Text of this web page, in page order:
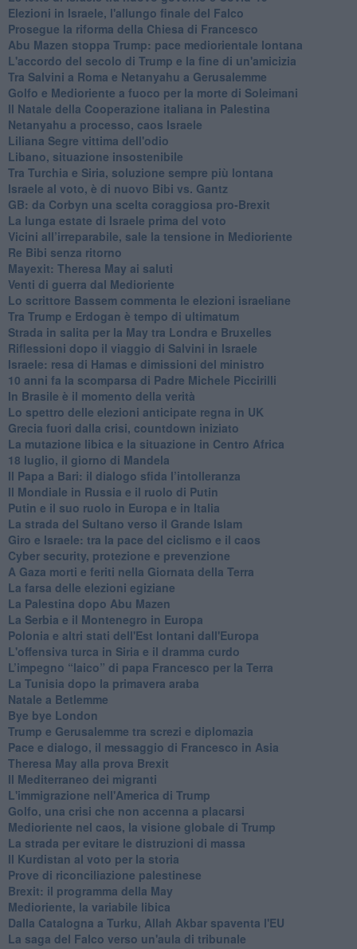
Elezioni in Israele, l'allungo finale del Falco
Prosegue la riforma della Chiesa di Francesco
Abu Mazen stoppa Trump: pace mediorientale lontana
L'accordo del secolo di Trump e la fine di un'amicizia
Tra Salvini a Roma e Netanyahu a Gerusalemme
Golfo e Medioriente a fuoco per la morte di Soleimani
Il Natale della Cooperazione italiana in Palestina
Netanyahu a processo, caos Israele
Liliana Segre vittima dell'odio
Libano, situazione insostenibile
Tra Turchia e Siria, soluzione sempre più lontana
Israele al voto, è di nuovo Bibi vs. Gantz
GB: da Corbyn una scelta coraggiosa pro-Brexit
La lunga estate di Israele prima del voto
Vicini all’irreparabile, sale la tensione in Medioriente
Re Bibi senza ritorno
Mayexit: Theresa May ai saluti
Venti di guerra dal Medioriente
Lo scrittore Bassem commenta le elezioni israeliane
Tra Trump e Erdogan è tempo di ultimatum
Strada in salita per la May tra Londra e Bruxelles
Riflessioni dopo il viaggio di Salvini in Israele
Israele: resa di Hamas e dimissioni del ministro
10 anni fa la scomparsa di Padre Michele Piccirilli
In Brasile è il momento della verità
Lo spettro delle elezioni anticipate regna in UK
Grecia fuori dalla crisi, countdown iniziato
La mutazione libica e la situazione in Centro Africa
18 luglio, il giorno di Mandela
Il Papa a Bari: il dialogo sfida l’intolleranza
Il Mondiale in Russia e il ruolo di Putin
Putin e il suo ruolo in Europa e in Italia
La strada del Sultano verso il Grande Islam
Giro e Israele: tra la pace del ciclismo e il caos
Cyber security, protezione e prevenzione
A Gaza morti e feriti nella Giornata della Terra
La farsa delle elezioni egiziane
La Palestina dopo Abu Mazen
La Serbia e il Montenegro in Europa
Polonia e altri stati dell'Est lontani dall'Europa
L'offensiva turca in Siria e il dramma curdo
L’impegno “laico” di papa Francesco per la Terra
La Tunisia dopo la primavera araba
Natale a Betlemme
Bye bye London
Trump e Gerusalemme tra screzi e diplomazia
Pace e dialogo, il messaggio di Francesco in Asia
Theresa May alla prova Brexit
Il Mediterraneo dei migranti
L'immigrazione nell'America di Trump
Golfo, una crisi che non accenna a placarsi
Medioriente nel caos, la visione globale di Trump
La strada per evitare le distruzioni di massa
Il Kurdistan al voto per la storia
Prove di riconciliazione palestinese
Brexit: il programma della May
Medioriente, la variabile libica
Dalla Catalogna a Turku, Allah Akbar spaventa l'EU
La saga del Falco verso un'aula di tribunale